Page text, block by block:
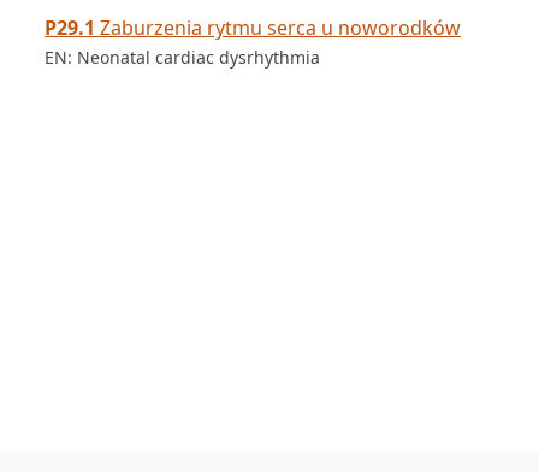
P29.1 Zaburzenia rytmu serca u noworodków
EN: Neonatal cardiac dysrhythmia